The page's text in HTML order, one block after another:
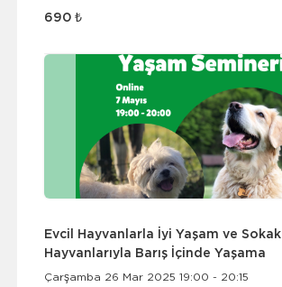
690 ₺
Evcil Hayvanlarla İyi Yaşam ve Sokak
Hayvanlarıyla Barış İçinde Yaşama
Çarşamba 26 Mar 2025 19:00 - 20:15